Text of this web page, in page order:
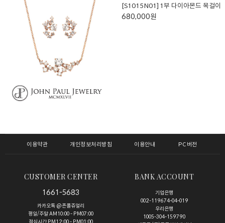
[S1015N01] 1부 다이아몬드 목걸이
680,000원
이용약관 개인정보처리방침 이용안내 PC버전
CUSTOMER CENTER
1661-5683
카카오톡 @존폴쥬얼리
평일/주말 AM10:00 - PM07:00
점심시간 PM12:00 - PM01:00
BANK ACCOUNT
기업은행
002-119674-04-019
우리은행
1005-304-159790